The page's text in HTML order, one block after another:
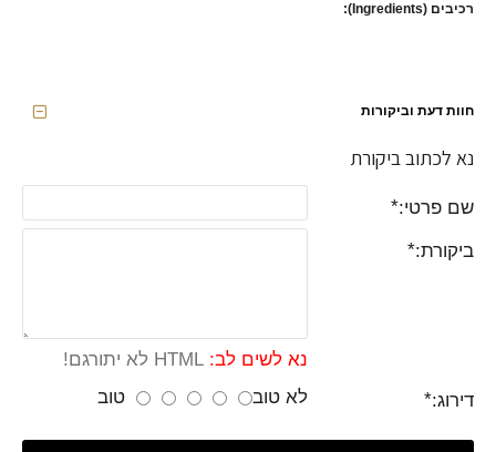
רכיבים (Ingredients):
חוות דעת וביקורות
נא לכתוב ביקורת
שם פרטי:
ביקורת:
נא לשים לב:
דירוג:
לא טוב טוב